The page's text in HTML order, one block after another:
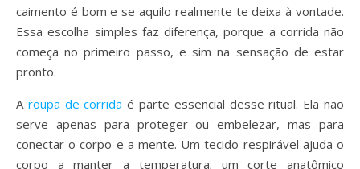
caimento é bom e se aquilo realmente te deixa à vontade.
Essa escolha simples faz diferença, porque a corrida não
começa no primeiro passo, e sim na sensação de estar
pronto.
A roupa de corrida é parte essencial desse ritual. Ela não
serve apenas para proteger ou embelezar, mas para
conectar o corpo e a mente. Um tecido respirável ajuda o
corpo a manter a temperatura; um corte anatômico